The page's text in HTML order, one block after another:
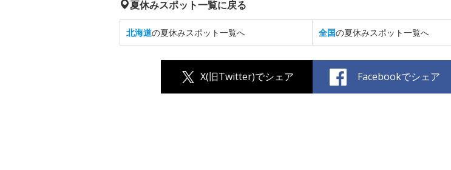
夏休みスポット一覧に戻る
北海道の夏休みスポット一覧へ 全国の夏休みスポット一覧へ
X(旧Twitter)でシェア Facebookでシェア